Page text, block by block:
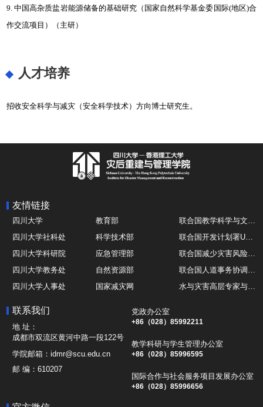
9. 中国高杂质盐岩能源储备的基础研究（国家自然科学基金委国际(地区)合
作交流项目）（主研）
人才培养
招收安全科学与减灾（安全科学技术）方向博士研究生。
友情链接
四川大学 教育部
联合国教学科学与文化组织UNESCO
四川大学社科处
科学技术部
联合国开发计划署UNDP
四川大学科研院
应急管理部
联合国减少灾害风险办公室UNDRR
四川大学教务处
自然资源部
联合国人道事务协调厅OCHA
四川大学人事处
国家减灾网
水与灾害高层专家与领导组 HELP
地震与火山研究室
联系我们
地 址：
成都市双流区黄河中路一段122号
学院邮箱：idmr@scu.edu.cn
邮 编：610207
党政办公室
+86（028）85992211
教学科研与学生管理办公室
+86（028）85996595
国际合作与社会服务项目发展办公室
+86（028）85996656